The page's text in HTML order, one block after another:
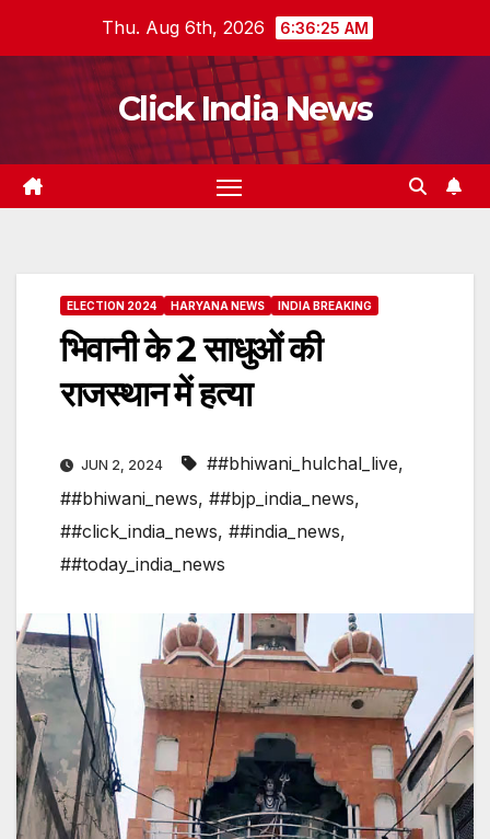
Thu. Aug 6th, 2026 6:36:26 AM
Click India News
ELECTION 2024 HARYANA NEWS INDIA BREAKING
भिवानी के 2 साधुओं की
राजस्थान में हत्या
JUN 2, 2024 ##bhiwani_hulchal_live,
##bhiwani_news, ##bjp_india_news,
##click_india_news, ##india_news,
##today_india_news